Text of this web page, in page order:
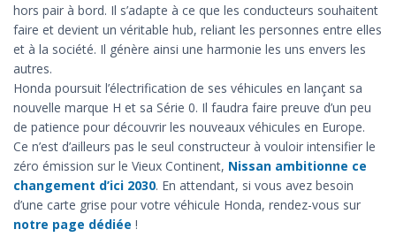
hors pair à bord. Il s’adapte à ce que les conducteurs souhaitent
faire et devient un véritable hub, reliant les personnes entre elles
et à la société. Il génère ainsi une harmonie les uns envers les
autres.
Honda poursuit l’électrification de ses véhicules en lançant sa
nouvelle marque H et sa Série 0. Il faudra faire preuve d’un peu
de patience pour découvrir les nouveaux véhicules en Europe.
Ce n’est d’ailleurs pas le seul constructeur à vouloir intensifier le
zéro émission sur le Vieux Continent, Nissan ambitionne ce
changement d’ici 2030. En attendant, si vous avez besoin
d’une carte grise pour votre véhicule Honda, rendez-vous sur
notre page dédiée !